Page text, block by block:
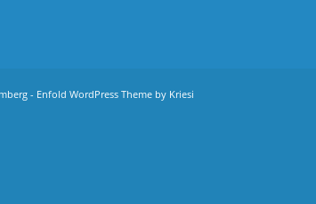
- Enfold WordPress Theme by Kriesi